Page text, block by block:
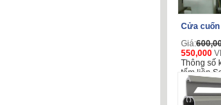
Cửa
Giá:
550,000
Thông số
tấm liền